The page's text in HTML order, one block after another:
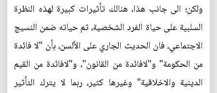
ولكن؛ الى جانب هذا، هنالك تأثيرات كبيرة لهذه النظرة
السلبية على حياة الفرد الشخصية، ثم حياته ضمن النسيج
الاجتماعي، فان الحديث الجاري على الألسن، بأن "لا فائدة
من الحكومة" و"لافائدة من القانون"، و"لافائدة من القيم
الدينية والاخلاقية" وغيرها كثير، ربما لا يترك التأثير